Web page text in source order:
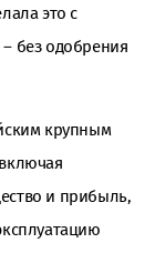
это с
– без одобрения
крупным
и прибыль,